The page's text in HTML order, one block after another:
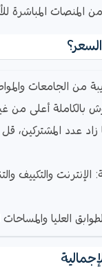
المنصات المباشرة
من الجامعات
بالكاملة أعلى من
زاد عدد المشتركين،
والتكييف
العليا والمساحات